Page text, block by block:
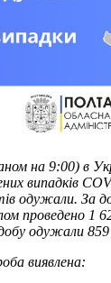
на 9:00) в
випадків
одужали. За
проведено 1
одужали 859
виявлена: